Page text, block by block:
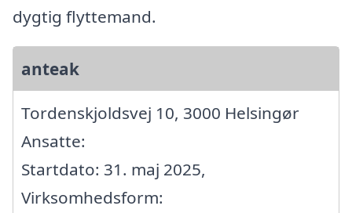
dygtig flyttemand.
anteak
Tordenskjoldsvej 10, 3000 Helsingør
Ansatte:
Startdato: 31. maj 2025,
Virksomhedsform: